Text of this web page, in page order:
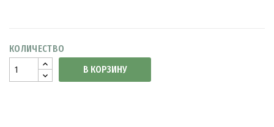
КОЛИЧЕСТВО
В КОРЗИНУ